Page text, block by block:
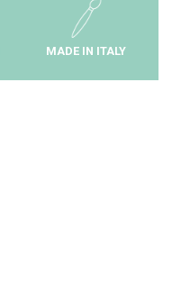
MADE IN ITALY